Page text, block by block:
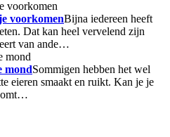
voorkomenBijna iedereen heeft
Dat kan heel vervelend zijn
van ande…
mondSommigen hebben het wel
eieren smaakt en ruikt. Kan je je